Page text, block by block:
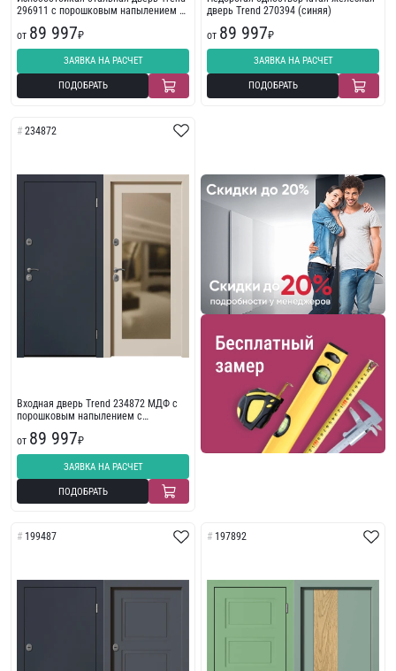
296911 с порошковым напылением с
от 89 997₽
ЗАЯВКА НА РАСЧЕТ
ПОДОБРАТЬ
дверь Trend 270394 (синяя)
от 89 997₽
ЗАЯВКА НА РАСЧЕТ
ПОДОБРАТЬ
234872
Входная дверь Trend 234872 МДФ с
порошковым напылением с
от 89 997₽
ЗАЯВКА НА РАСЧЕТ
ПОДОБРАТЬ
199487 197892